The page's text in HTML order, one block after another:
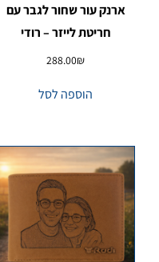
ארנק עור שחור לגבר עם
חריטת לייזר – רודי
288.00₪
הוספה לסל